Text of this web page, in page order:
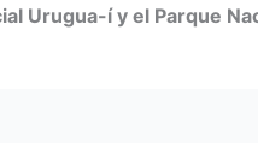
Urugua-í y el Parque